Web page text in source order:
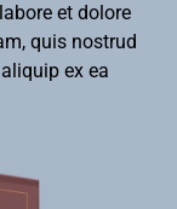
et dolore
quis nostrud
ex ea